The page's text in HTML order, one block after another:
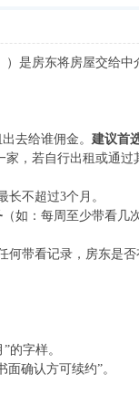
是房东将房屋交给
去给谁佣金。 建议首
家，若自行出租或通过
长不超过3个月。
（如：每周至少带看
何带看记录，房东是
的字样。
确认方可续约”。